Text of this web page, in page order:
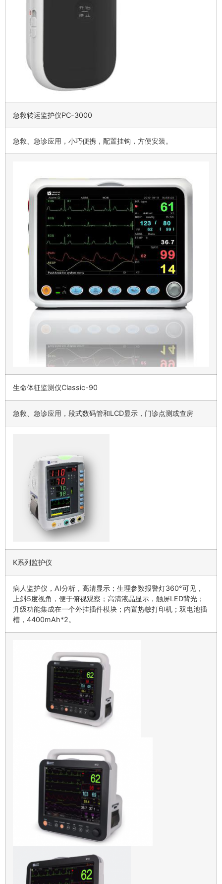
急救转运监护仪PC-3000
急救、急诊应用，小巧便携，配置挂钩，方便安装。
生命体征监测仪Classic-90
急救、急诊应用，段式数码管和LCD显示，门诊点测或查房
K系列监护仪
病人监护仪，AI分析，高清显示；生理参数报警灯360°可见，
上斜5度视角，便于俯视观察；高清液晶显示，触屏LED背光；
升级功能集成在一个外挂插件模块；内置热敏打印机；双电池插
槽，4400mAh*2。